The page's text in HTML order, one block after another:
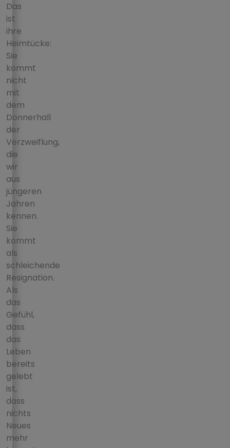
Das
ist
ihre
Heimtücke:
Sie
kommt
nicht
mit
dem
Donnerhall
der
Verzweiflung,
die
wir
aus
jüngeren
Jahren
kennen.
Sie
kommt
als
schleichende
Resignation.
Als
das
Gefühl,
dass
das
Leben
bereits
gelebt
ist,
dass
nichts
Neues
mehr